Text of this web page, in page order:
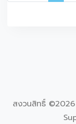
สงวนสิทธิ์ ©